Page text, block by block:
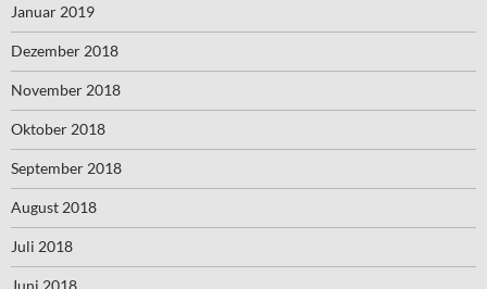
Januar 2019
Dezember 2018
November 2018
Oktober 2018
September 2018
August 2018
Juli 2018
Juni 2018